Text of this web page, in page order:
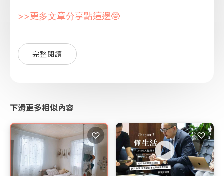
>>更多文章分享點這邊🤓
完整閱讀
下滑更多相似內容
♡ ♡